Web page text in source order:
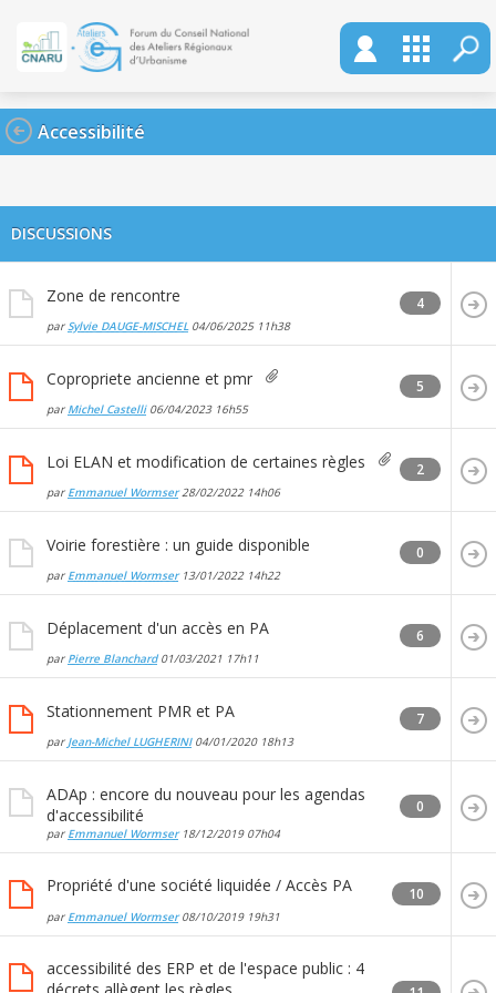
Accessibilité
DISCUSSIONS
Zone de rencontre
par Sylvie DAUGE-MISCHEL 04/06/2025 11h38
4
Copropriete ancienne et pmr
par Michel Castelli06/04/2023 16h55
5
Loi ELAN et modification de certaines règles
par Emmanuel Wormser28/02/2022 14h06
2
Voirie forestière : un guide disponible
par Emmanuel Wormser13/01/2022 14h22
0
Déplacement d'un accès en PA
par Pierre Blanchard01/03/2021 17h11
6
Stationnement PMR et PA
par Jean-Michel LUGHERINI04/01/2020 18h13
7
ADAp : encore du nouveau pour les agendas
d'accessibilité
par Emmanuel Wormser18/12/2019 07h04
0
Propriété d'une société liquidée / Accès PA
par Emmanuel Wormser08/10/2019 19h31
10
accessibilité des ERP et de l'espace public : 4